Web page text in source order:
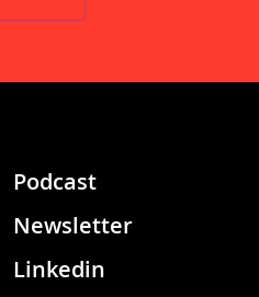
Podcast
Newsletter
Linkedin